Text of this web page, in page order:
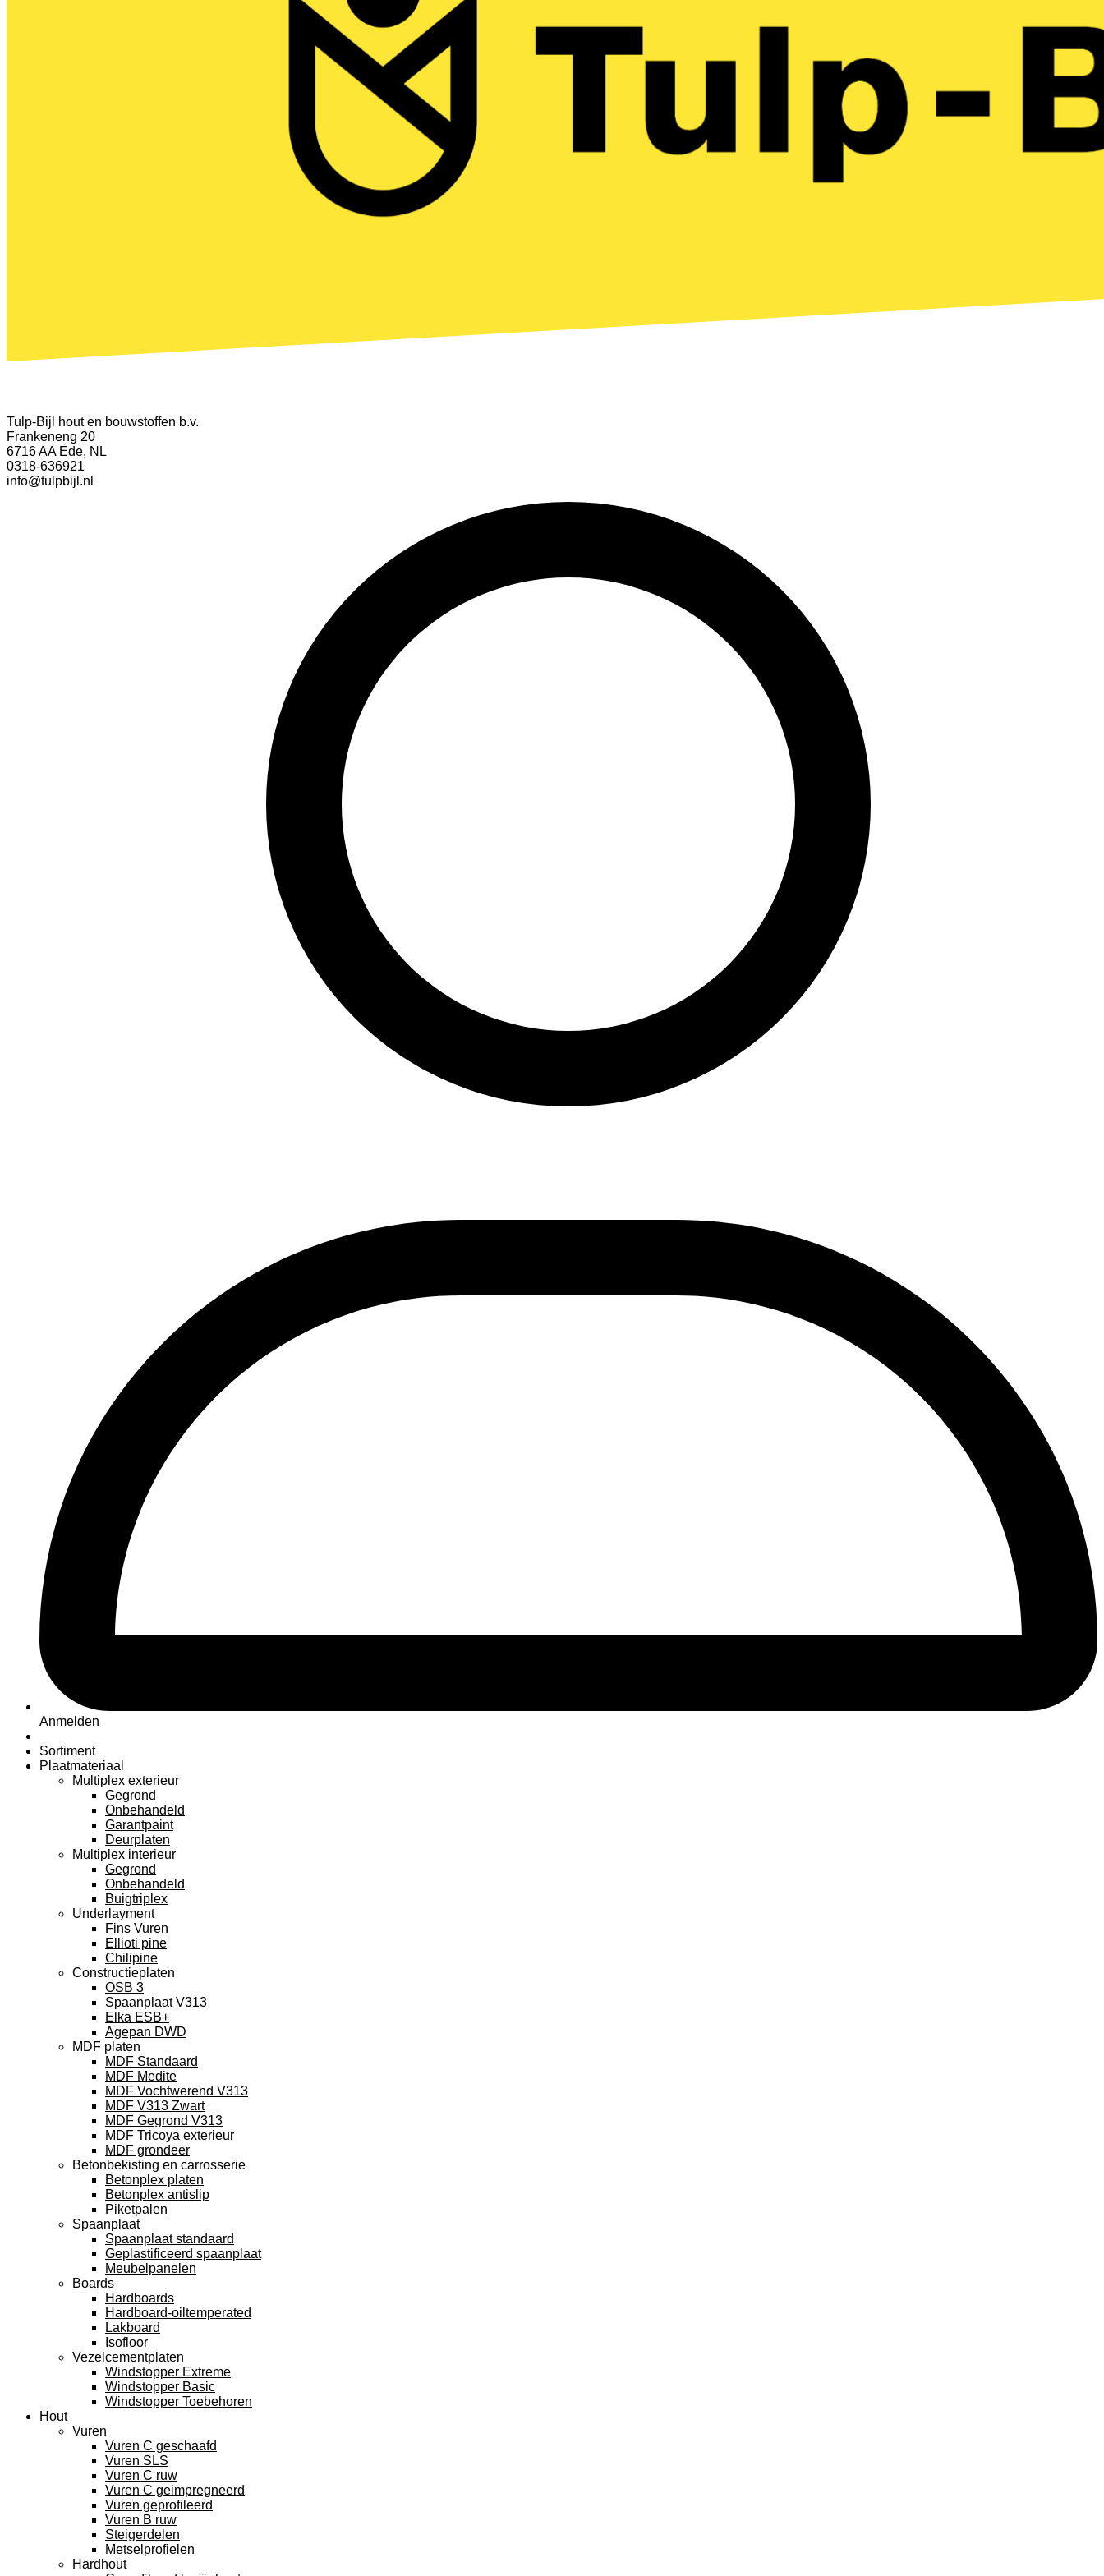
Tulp-Bijl hout en bouwstoffen b.v.
Frankeneng 20
6716 AA Ede, NL
0318-636921
info@tulpbijl.nl
Anmelden
Sortiment
Plaatmateriaal
Multiplex exterieur
Gegrond
Onbehandeld
Garantpaint
Deurplaten
Multiplex interieur
Gegrond
Onbehandeld
Buigtriplex
Underlayment
Fins Vuren
Ellioti pine
Chilipine
Constructieplaten
OSB 3
Spaanplaat V313
Elka ESB+
Agepan DWD
MDF platen
MDF Standaard
MDF Medite
MDF Vochtwerend V313
MDF V313 Zwart
MDF Gegrond V313
MDF Tricoya exterieur
MDF grondeer
Betonbekisting en carrosserie
Betonplex platen
Betonplex antislip
Piketpalen
Spaanplaat
Spaanplaat standaard
Geplastificeerd spaanplaat
Meubelpanelen
Boards
Hardboards
Hardboard-oiltemperated
Lakboard
Isofloor
Vezelcementplaten
Windstopper Extreme
Windstopper Basic
Windstopper Toebehoren
Hout
Vuren
Vuren C geschaafd
Vuren SLS
Vuren C ruw
Vuren C geimpregneerd
Vuren geprofileerd
Vuren B ruw
Steigerdelen
Metselprofielen
Hardhout